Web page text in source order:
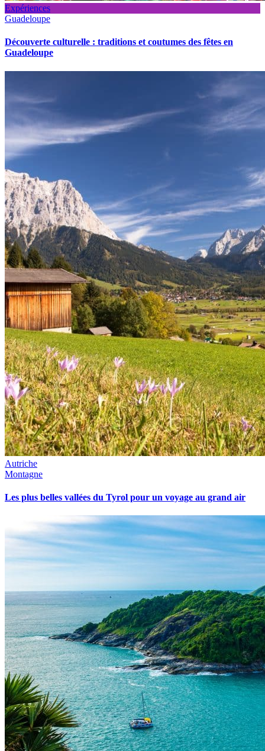
Expériences
Guadeloupe
Découverte culturelle : traditions et coutumes des fêtes en
Guadeloupe
Autriche
Montagne
Les plus belles vallées du Tyrol pour un voyage au grand air